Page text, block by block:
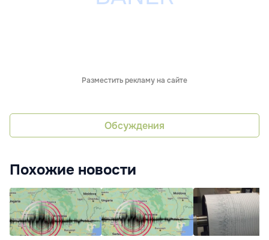
Разместить рекламу на сайте
Обсуждения
Похожие новости